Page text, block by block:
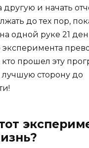
и начать
до тех пор,
одной руке 21
эксперимента
прошел эту
сторону до